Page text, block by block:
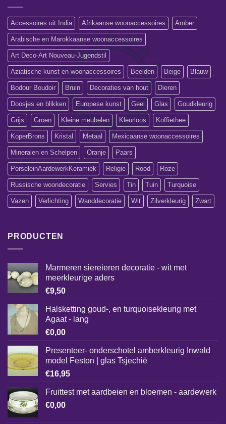
Accessoires uit India Afrikaanse woonaccessoires Amber
Arabische en Marokkaanse woonaccessoires
Art Deco-Art Nouveau-Jugendstil
Aziatische kunst en woonaccessoires Beelden Beige Blauw
Bodour Boudoir Bruin Decoraties van hout Dieren
Doosjes en blikken Europese kunst Geel Glas Goudkleurig
Grijs Groen Kleine meubelen Kleurloos Koffiethee
KoperBrons Kristal Metaal Mexicaanse woonaccessoires
Mineralen en Schelpen Oranje Paars
PorseleinAardewerkKeramiek Religie Rood Roze
Russische woondecoratie Servies Tin Tuin Turquoise
Vazen Verlichting Wanddecoratie Wit Zilverkleurig Zwart
PRODUCTEN
Marmeren siereieren decoratie - wit met
meerkleurige aders
€9,50
Halsketting goud-, en turquoisekleurig met
Agaat - lang
€0,00
Presenteer- onderschotel amberkleurig Inwald
model Feston | glas Tsjechië
€16,95
Fruittest met aardbeien en bloemen - aardewerk
€0,00